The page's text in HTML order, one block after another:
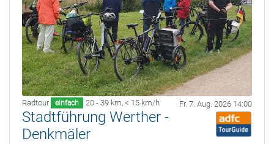
Radtour einfach 20 - 39 km, < 15 km/h Fr. 7. Aug. 2026 14:00
Stadtführung Werther -
Denkmäler